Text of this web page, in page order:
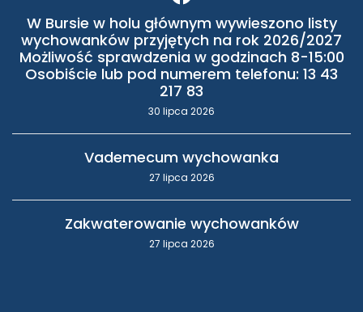
W Bursie w holu głównym wywieszono listy
wychowanków przyjętych na rok 2026/2027
Możliwość sprawdzenia w godzinach 8-15:00
Osobiście lub pod numerem telefonu: 13 43
217 83
30 lipca 2026
Vademecum wychowanka
27 lipca 2026
Zakwaterowanie wychowanków
27 lipca 2026